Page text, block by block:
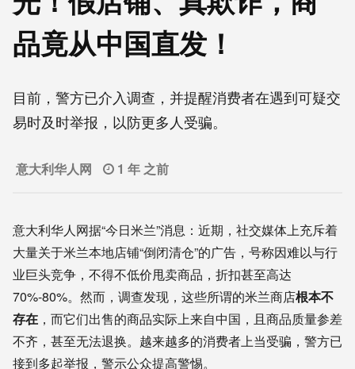
品竟从中国直发！
目前，警方已介入调查，并提醒消费者在遇到可疑交
易时及时举报，以防更多人受骗。
意大利华人网 1 年 之前
意大利华人网据“今日米兰”消息：近期，社交媒体上充斥着
大量关于米兰本地店铺“倒闭清仓”的广告，号称因难以与行
业巨头竞争，不得不低价甩卖商品，折扣甚至高达
70%-80%。然而，调查发现，这些所谓的米兰商店根本不
存在 ，而它们出售的商品实际上来自中国，且商品质量参差
不齐，甚至无法退换。越来越多的消费者上当受骗，警方已
接到多起举报，警示公众提高警惕。